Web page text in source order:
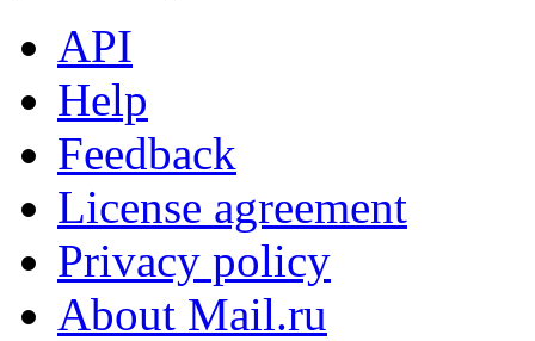
API
Help
Feedback
License agreement
Privacy policy
About Mail.ru